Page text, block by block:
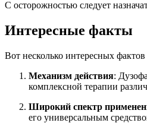
С осторожностью следует
Интересные факты
Вот несколько интересных
Механизм действия:
комплексной терапии
Широкий спектр
его универсальным